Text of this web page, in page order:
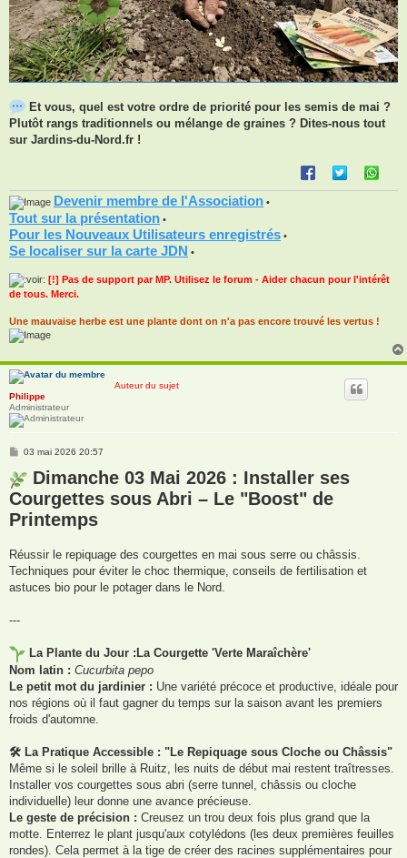
Et vous, quel est votre ordre de priorité pour les semis de mai ?
Plutôt rangs traditionnels ou mélange de graines ? Dites-nous tout
sur Jardins-du-Nord.fr !
Devenir membre de l'Association •
Tout sur la présentation •
Pour les Nouveaux Utilisateurs enregistrés •
Se localiser sur la carte JDN •
[!] Pas de support par MP. Utilisez le forum - Aider chacun pour l'intérêt
de tous. Merci.
Une mauvaise herbe est une plante dont on n'a pas encore trouvé les vertus !
Auteur du sujet
Philippe
Administrateur
M
s
s
a
g
e
03 mai 2026 20:57
Dimanche 03 Mai 2026 : Installer ses
Courgettes sous Abri – Le "Boost" de
Printemps
Réussir le repiquage des courgettes en mai sous serre ou châssis.
Techniques pour éviter le choc thermique, conseils de fertilisation et
astuces bio pour le potager dans le Nord.
---
La Plante du Jour :La Courgette 'Verte Maraîchère'
Nom latin : Cucurbita pepo
Le petit mot du jardinier : Une variété précoce et productive, idéale pour
nos régions où il faut gagner du temps sur la saison avant les premiers
froids d'automne.
🛠 La Pratique Accessible : "Le Repiquage sous Cloche ou Châssis"
Même si le soleil brille à Ruitz, les nuits de début mai restent traîtresses.
Installer vos courgettes sous abri (serre tunnel, châssis ou cloche
individuelle) leur donne une avance précieuse.
Le geste de précision : Creusez un trou deux fois plus grand que la
motte. Enterrez le plant jusqu'aux cotylédons (les deux premières feuilles
rondes). Cela permet à la tige de créer des racines supplémentaires pour